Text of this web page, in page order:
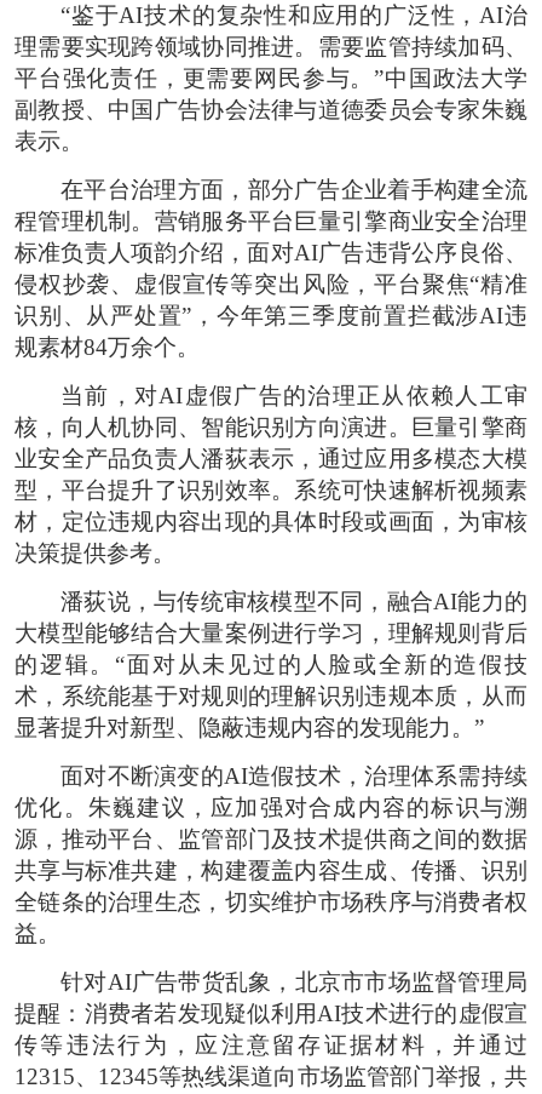
“鉴于AI技术的复杂性和应用的广泛性，AI治
理需要实现跨领域协同推进。需要监管持续加码、
平台强化责任，更需要网民参与。”中国政法大学
副教授、中国广告协会法律与道德委员会专家朱巍
表示。
在平台治理方面，部分广告企业着手构建全流
程管理机制。营销服务平台巨量引擎商业安全治理
标准负责人项韵介绍，面对AI广告违背公序良俗、
侵权抄袭、虚假宣传等突出风险，平台聚焦“精准
识别、从严处置”，今年第三季度前置拦截涉AI违
规素材84万余个。
当前，对AI虚假广告的治理正从依赖人工审
核，向人机协同、智能识别方向演进。巨量引擎商
业安全产品负责人潘荻表示，通过应用多模态大模
型，平台提升了识别效率。系统可快速解析视频素
材，定位违规内容出现的具体时段或画面，为审核
决策提供参考。
潘荻说，与传统审核模型不同，融合AI能力的
大模型能够结合大量案例进行学习，理解规则背后
的逻辑。“面对从未见过的人脸或全新的造假技
术，系统能基于对规则的理解识别违规本质，从而
显著提升对新型、隐蔽违规内容的发现能力。”
面对不断演变的AI造假技术，治理体系需持续
优化。朱巍建议，应加强对合成内容的标识与溯
源，推动平台、监管部门及技术提供商之间的数据
共享与标准共建，构建覆盖内容生成、传播、识别
全链条的治理生态，切实维护市场秩序与消费者权
益。
针对AI广告带货乱象，北京市市场监督管理局
提醒：消费者若发现疑似利用AI技术进行的虚假宣
传等违法行为，应注意留存证据材料，并通过
12315、12345等热线渠道向市场监管部门举报，共